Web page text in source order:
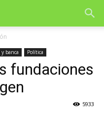
y banca Política
fundaciones
5933